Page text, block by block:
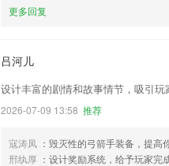
更多回复
吕河儿
设计丰富的剧情和故事情节，吸引玩
2026-07-09 13:58 推荐
寇涛凤 ：毁灭性的弓箭手装备，提高
邢纨厚 ：设计奖励系统，给予玩家完